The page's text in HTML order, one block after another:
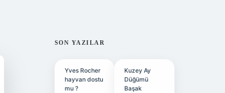
SIDEBAR
SON YAZILAR
Yves Rocher
hayvan dostu
mu ?
Kuzey Ay
Düğümü
Başak